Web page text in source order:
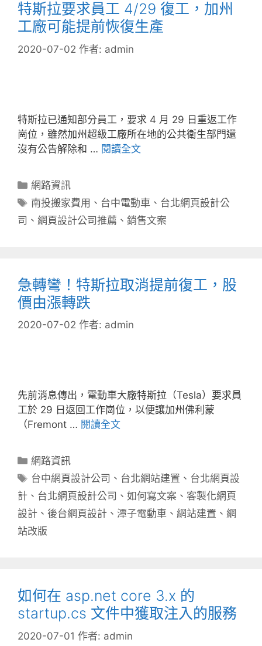
特斯拉要求員工 4/29 復工，加州
工廠可能提前恢復生產
2020-07-02 作者: admin
特斯拉已通知部分員工，要求 4 月 29 日重返工作
崗位，雖然加州超級工廠所在地的公共衛生部門還
沒有公告解除和 … 閱讀全文
分
類
網路資訊
標
籤
南投搬家費用 、 台中電動車 、 台北網頁設計公
司 、 網頁設計公司推薦 、 銷售文案
急轉彎！特斯拉取消提前復工，股
價由漲轉跌
2020-07-02 作者: admin
先前消息傳出，電動車大廠特斯拉（Tesla）要求員
工於 29 日返回工作崗位，以便讓加州佛利蒙
（Fremont … 閱讀全文
分
類
網路資訊
標
籤
台中網頁設計公司 、 台北網站建置 、 台北網頁設
計 、 台北網頁設計公司 、 如何寫文案 、 客製化網頁
設計 、 後台網頁設計 、 潭子電動車 、 網站建置 、 網
站改版
如何在 asp.net core 3.x 的
startup.cs 文件中獲取注入的服務
2020-07-01 作者: admin